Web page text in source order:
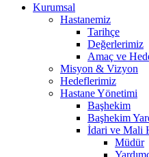
Kurumsal
Hastanemiz
Tarihçe
Değerlerimiz
Amaç ve
Misyon & Vizyon
Hedeflerimiz
Hastane Yönetimi
Başhekim
Başhekim
İdari ve Mali
Müdür